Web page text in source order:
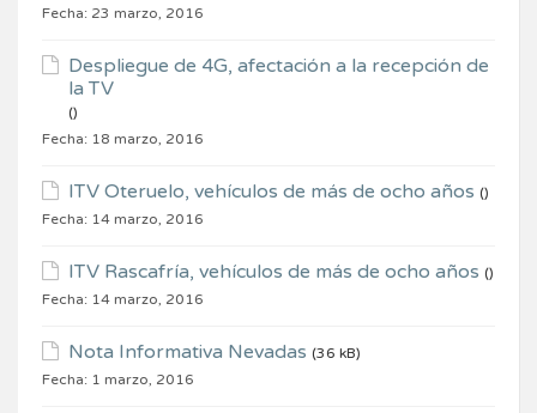
Fecha: 23 marzo, 2016
Despliegue de 4G, afectación a la recepción de
la TV
()
Fecha: 18 marzo, 2016
ITV Oteruelo, vehículos de más de ocho años ()
Fecha: 14 marzo, 2016
ITV Rascafría, vehículos de más de ocho años ()
Fecha: 14 marzo, 2016
Nota Informativa Nevadas (36 kB)
Fecha: 1 marzo, 2016